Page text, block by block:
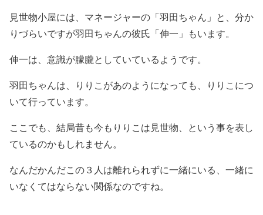
見世物小屋には、 マネージャーの「羽田ちゃん」 と、分か
りづらいですが羽田ちゃんの彼氏「伸一」 もいます。
伸一は、意識が朦朧としていているようです。
羽田ちゃんは、りりこがあのようになっても、りりこにつ
いて行っています。
ここでも、 結局昔も今もりりこは見世物、という事を表し
ているのかも しれません。
なんだかんだこの３人は離れられずに一緒にいる、一緒に
いなくてはならない関係なのですね。